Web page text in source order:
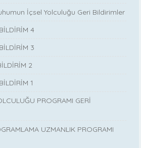
İçsel Yolculuğu Geri Bildirimler
4
3
2
1
PROGRAMI GERİ
UZMANLIK PROGRAMI